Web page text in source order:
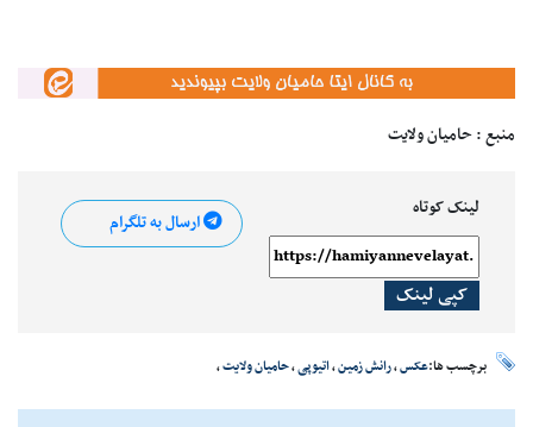
منبع : حامیان ولایت
لینک کوتاه
کپی لینک
ارسال به تلگرام
برچسب ها:عکس،رانش زمین،اتیوپی،حامیان ولایت،